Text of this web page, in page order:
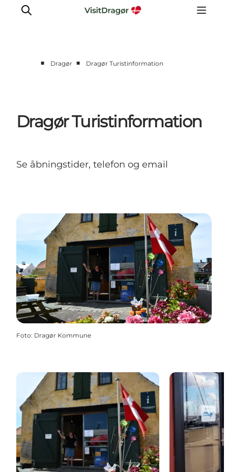
Byliv & Mad
Natur & Friluftsliv
Praktisk
■ Dragør ■ Dragør Turistinformation
Dragør Turistinformation
Se åbningstider, telefon og email
Foto: Dragør Kommune
Dragør Turistinformation